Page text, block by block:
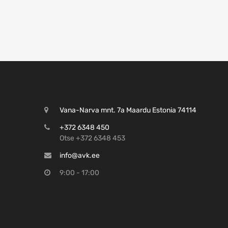
Vana-Narva mnt. 7a Maardu Estonia 74114
+372 6348 450
Otse +372 6348 453
info@avk.ee
9:00 - 17:00